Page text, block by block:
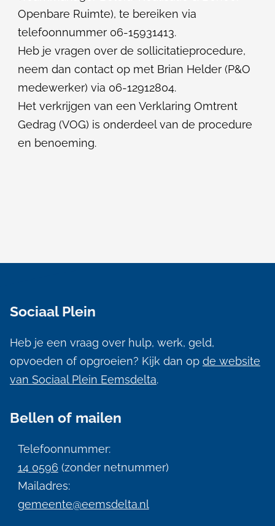
Openbare Ruimte), te bereiken via
telefoonnummer 06-15931413.
Heb je vragen over de sollicitatieprocedure,
neem dan contact op met Brian Helder (P&O
medewerker) via 06-12912804.
Het verkrijgen van een Verklaring Omtrent
Gedrag (VOG) is onderdeel van de procedure
en benoeming.
g
m
Sociaal Plein
Heb je een vraag over hulp, werk, geld,
opvoeden of opgroeien? Kijk dan op de website
van Sociaal Plein Eemsdelta.
Bellen of mailen
Telefoonnummer:
14 0596 (zonder netnummer)
Mailadres:
gemeente@eemsdelta.nl